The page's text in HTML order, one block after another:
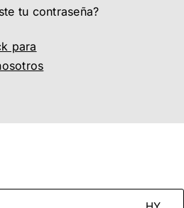
tu contraseña?
para